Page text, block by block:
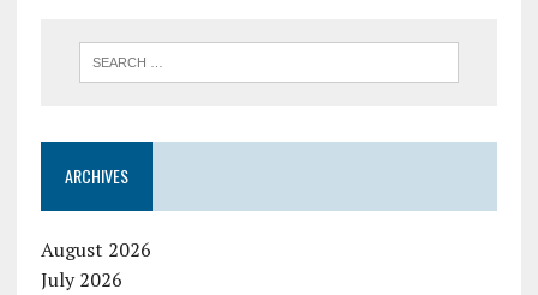
ARCHIVES
August 2026
July 2026